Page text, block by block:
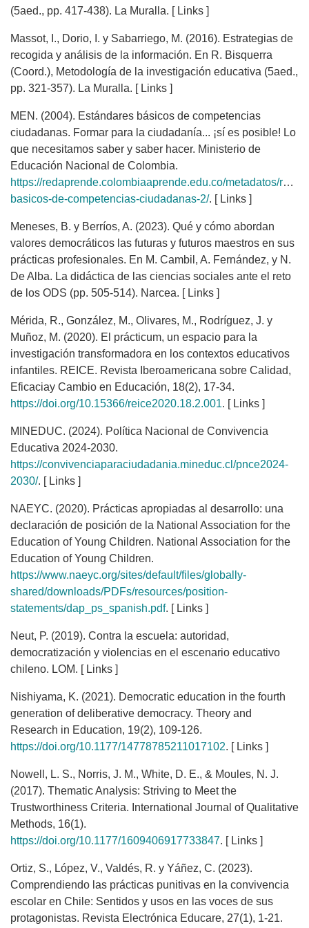
(5aed., pp. 417-438). La Muralla. [ Links ]
Massot, I., Dorio, I. y Sabarriego, M. (2016). Estrategias de
recogida y análisis de la información. En R. Bisquerra
(Coord.), Metodología de la investigación educativa (5aed.,
pp. 321-357). La Muralla. [ Links ]
MEN. (2004). Estándares básicos de competencias
ciudadanas. Formar para la ciudadanía... ¡sí es posible! Lo
que necesitamos saber y saber hacer. Ministerio de
Educación Nacional de Colombia.
https://redaprende.colombiaaprende.edu.co/metadatos/
basicos-de-competencias-ciudadanas-2/. [ Links ]
Meneses, B. y Berríos, A. (2023). Qué y cómo abordan
valores democráticos las futuras y futuros maestros en sus
prácticas profesionales. En M. Cambil, A. Fernández, y N.
De Alba. La didáctica de las ciencias sociales ante el reto
de los ODS (pp. 505-514). Narcea. [ Links ]
Mérida, R., González, M., Olivares, M., Rodríguez, J. y
Muñoz, M. (2020). El prácticum, un espacio para la
investigación transformadora en los contextos educativos
infantiles. REICE. Revista Iberoamericana sobre Calidad,
Eficaciay Cambio en Educación, 18(2), 17-34.
https://doi.org/10.15366/reice2020.18.2.001. [ Links ]
MINEDUC. (2024). Política Nacional de Convivencia
Educativa 2024-2030.
https://convivenciaparaciudadania.mineduc.cl/pnce2024-
2030/. [ Links ]
NAEYC. (2020). Prácticas apropiadas al desarrollo: una
declaración de posición de la National Association for the
Education of Young Children. National Association for the
Education of Young Children.
https://www.naeyc.org/sites/default/files/globally-
shared/downloads/PDFs/resources/position-
statements/dap_ps_spanish.pdf. [ Links ]
Neut, P. (2019). Contra la escuela: autoridad,
democratización y violencias en el escenario educativo
chileno. LOM. [ Links ]
Nishiyama, K. (2021). Democratic education in the fourth
generation of deliberative democracy. Theory and
Research in Education, 19(2), 109-126.
https://doi.org/10.1177/14778785211017102. [ Links ]
Nowell, L. S., Norris, J. M., White, D. E., & Moules, N. J.
(2017). Thematic Analysis: Striving to Meet the
Trustworthiness Criteria. International Journal of Qualitative
Methods, 16(1).
https://doi.org/10.1177/1609406917733847. [ Links ]
Ortiz, S., López, V., Valdés, R. y Yáñez, C. (2023).
Comprendiendo las prácticas punitivas en la convivencia
escolar en Chile: Sentidos y usos en las voces de sus
protagonistas. Revista Electrónica Educare, 27(1), 1-21.